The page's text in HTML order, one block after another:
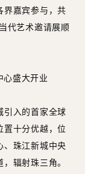
界嘉宾参与，共
代艺术邀请展顺
盛大开业
入的首家全球
置十分优越，位
、珠江新城中央
辐射珠三角。